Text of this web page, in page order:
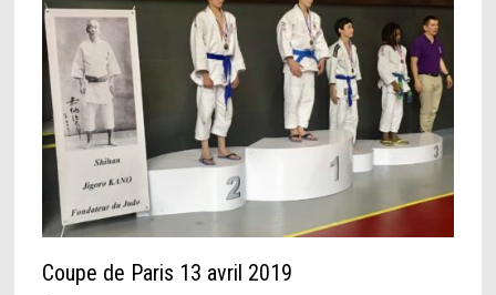
Coupe de Paris 13 avril 2019